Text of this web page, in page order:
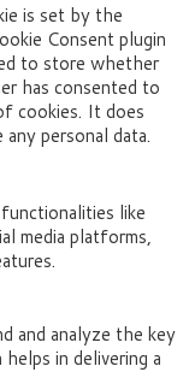
is set by the
Consent plugin
to store whether
has consented to
cookies. It does
personal data.
like
media platforms,
and analyze the key
in delivering a